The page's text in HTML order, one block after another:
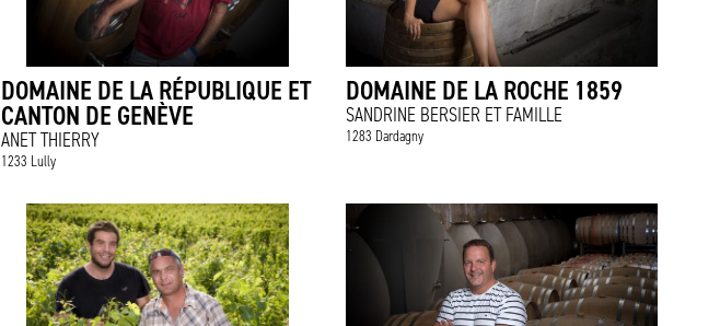
DOMAINE DE LA RÉPUBLIQUE ET
CANTON DE GENÈVE
ANET THIERRY
1233 Lully
DOMAINE DE LA ROCHE 1859
SANDRINE BERSIER ET FAMILLE
1283 Dardagny